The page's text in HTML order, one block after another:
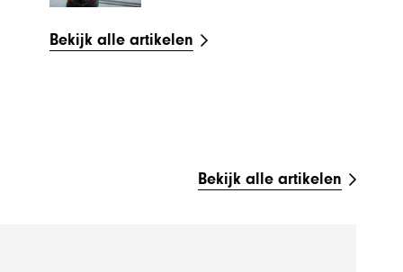
Bekijk alle artikelen
Bekijk alle artikelen